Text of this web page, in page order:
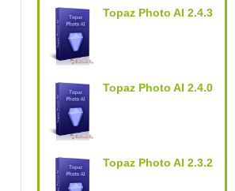
Topaz Photo AI 2.4.3
Topaz Photo AI 2.4.0
Topaz Photo AI 2.3.2